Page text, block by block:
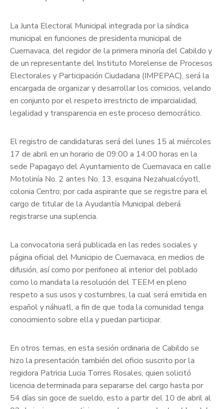
La Junta Electoral Municipal integrada por la síndica
municipal en funciones de presidenta municipal de
Cuernavaca, del regidor de la primera minoría del Cabildo y
de un representante del Instituto Morelense de Procesos
Electorales y Participación Ciudadana (IMPEPAC), será la
encargada de organizar y desarrollar los comicios, velando
en conjunto por el respeto irrestricto de imparcialidad,
legalidad y transparencia en este proceso democrático.
El registro de candidaturas será del lunes 15 al miércoles
17 de abril en un horario de 09:00 a 14:00 horas en la
sede Papagayo del Ayuntamiento de Cuernavaca en calle
Motolinía No. 2 antes No. 13, esquina Nezahualcóyotl,
colonia Centro; por cada aspirante que se registre para el
cargo de titular de la Ayudantía Municipal deberá
registrarse una suplencia.
La convocatoria será publicada en las redes sociales y
página oficial del Municipio de Cuernavaca, en medios de
difusión, así como por perifoneo al interior del poblado
como lo mandata la resolución del TEEM en pleno
respeto a sus usos y costumbres, la cual será emitida en
español y náhuatl, a fin de que toda la comunidad tenga
conocimiento sobre ella y puedan participar.
En otros temas, en esta sesión ordinaria de Cabildo se
hizo la presentación también del oficio suscrito por la
regidora Patricia Lucia Torres Rosales, quien solicitó
licencia determinada para separarse del cargo hasta por
54 días sin goce de sueldo, esto a partir del 10 de abril al